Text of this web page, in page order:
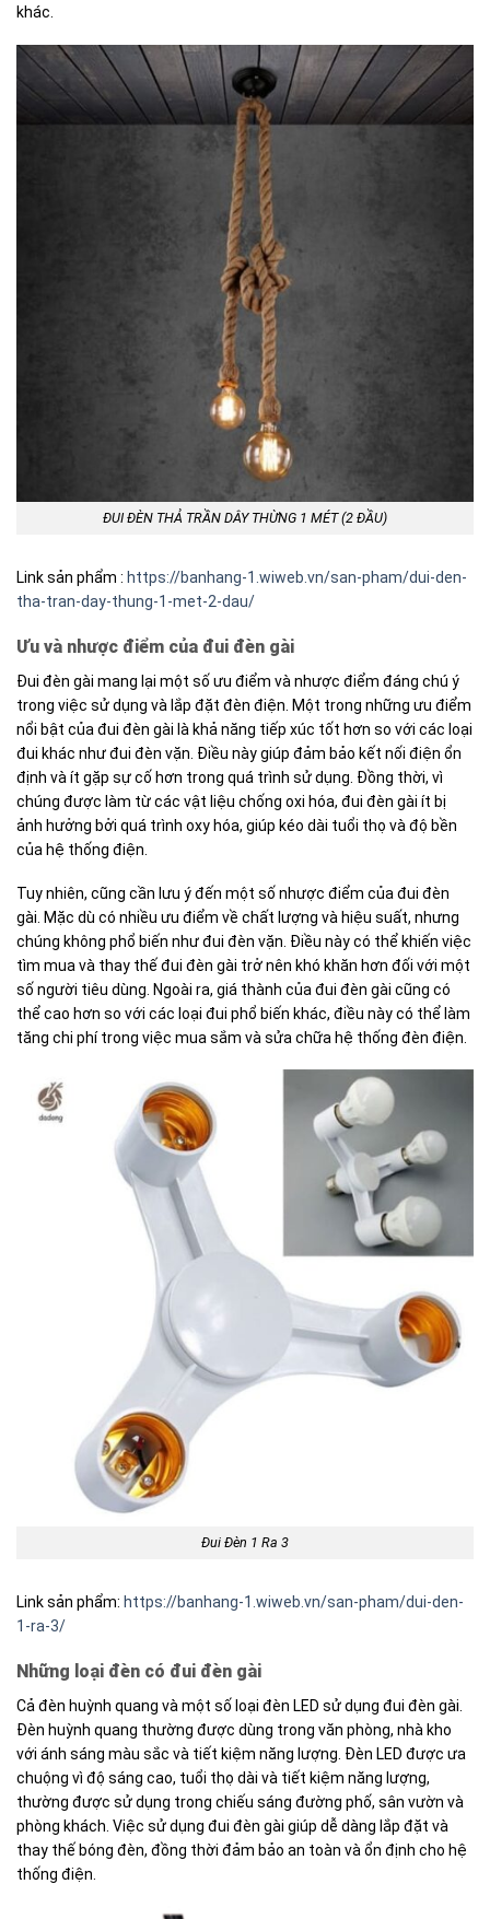
khác.
ĐUI ĐÈN THẢ TRẦN DÂY THỪNG 1 MÉT (2 ĐẦU)
Link sản phẩm : https://banhang-1.wiweb.vn/san-pham/dui-den-
tha-tran-day-thung-1-met-2-dau/
Ưu và nhược điểm của đui đèn gài
Đui đèn gài mang lại một số ưu điểm và nhược điểm đáng chú ý
trong việc sử dụng và lắp đặt đèn điện. Một trong những ưu điểm
nổi bật của đui đèn gài là khả năng tiếp xúc tốt hơn so với các loại
đui khác như đui đèn vặn. Điều này giúp đảm bảo kết nối điện ổn
định và ít gặp sự cố hơn trong quá trình sử dụng. Đồng thời, vì
chúng được làm từ các vật liệu chống oxi hóa, đui đèn gài ít bị
ảnh hưởng bởi quá trình oxy hóa, giúp kéo dài tuổi thọ và độ bền
của hệ thống điện.
Tuy nhiên, cũng cần lưu ý đến một số nhược điểm của đui đèn
gài. Mặc dù có nhiều ưu điểm về chất lượng và hiệu suất, nhưng
chúng không phổ biến như đui đèn vặn. Điều này có thể khiến việc
tìm mua và thay thế đui đèn gài trở nên khó khăn hơn đối với một
số người tiêu dùng. Ngoài ra, giá thành của đui đèn gài cũng có
thể cao hơn so với các loại đui phổ biến khác, điều này có thể làm
tăng chi phí trong việc mua sắm và sửa chữa hệ thống đèn điện.
Đui Đèn 1 Ra 3
Link sản phẩm: https://banhang-1.wiweb.vn/san-pham/dui-den-
1-ra-3/
Những loại đèn có đui đèn gài
Cả đèn huỳnh quang và một số loại đèn LED sử dụng đui đèn gài.
Đèn huỳnh quang thường được dùng trong văn phòng, nhà kho
với ánh sáng màu sắc và tiết kiệm năng lượng. Đèn LED được ưa
chuộng vì độ sáng cao, tuổi thọ dài và tiết kiệm năng lượng,
thường được sử dụng trong chiếu sáng đường phố, sân vườn và
phòng khách. Việc sử dụng đui đèn gài giúp dễ dàng lắp đặt và
thay thế bóng đèn, đồng thời đảm bảo an toàn và ổn định cho hệ
thống điện.